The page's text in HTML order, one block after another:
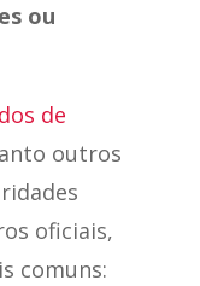
ou
de
outros
oficiais,
comuns: